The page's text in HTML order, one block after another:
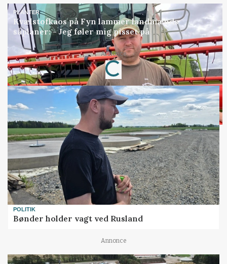
PLANTER
Kvælstofkaos på Fyn lammer landmænds
såplaner: - Jeg føler mig pisset på
Annonce
Loading...
POLITIK
Bønder holder vagt ved Rusland
Annonce